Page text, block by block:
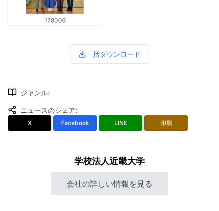
178006
一括ダウンロード
ジャンル:
ニュースのシェア:
X Facebook LINE 印刷
学校法人近畿大学
会社の詳しい情報を見る